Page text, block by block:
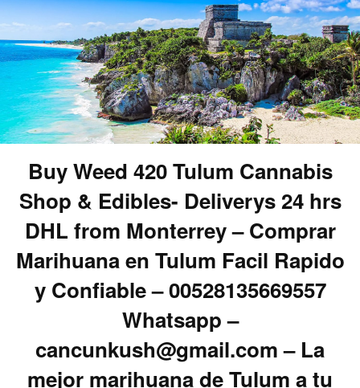
Buy Weed 420 Tulum Cannabis
Shop & Edibles- Deliverys 24 hrs
DHL from Monterrey – Comprar
Marihuana en Tulum Facil Rapido
y Confiable – 00528135669557
Whatsapp –
cancunkush@gmail.com – La
mejor marihuana de Tulum a tu